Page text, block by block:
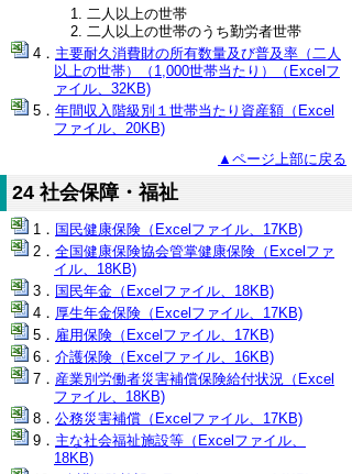
二人以上の世帯
二人以上の世帯のうち勤労者世帯
主要耐久消費財の所有数量及び普及率（二人
以上の世帯）（1,000世帯当たり）（Excelフ
ァイル、32KB)
年間収入階級別１世帯当たり資産額（Excel
ファイル、20KB)
▲ページ上部に戻る
24 社会保障・福祉
国民健康保険（Excelファイル、17KB)
全国健康保険協会管掌健康保険（Excelファ
イル、18KB)
国民年金（Excelファイル、18KB)
厚生年金保険（Excelファイル、17KB)
雇用保険（Excelファイル、17KB)
介護保険（Excelファイル、16KB)
産業別労働者災害補償保険給付状況（Excel
ファイル、18KB)
公務災害補償（Excelファイル、17KB)
主な社会福祉施設等（Excelファイル、
18KB)